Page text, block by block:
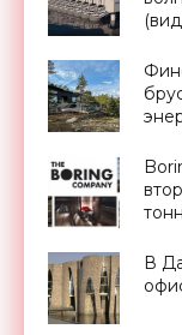
В